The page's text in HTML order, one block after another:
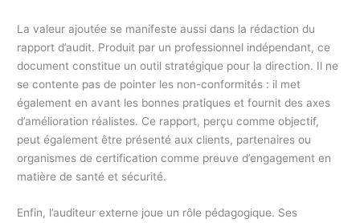
La valeur ajoutée se manifeste aussi dans la rédaction du
rapport d’audit. Produit par un professionnel indépendant, ce
document constitue un outil stratégique pour la direction. Il ne
se contente pas de pointer les non-conformités : il met
également en avant les bonnes pratiques et fournit des axes
d’amélioration réalistes. Ce rapport, perçu comme objectif,
peut également être présenté aux clients, partenaires ou
organismes de certification comme preuve d’engagement en
matière de santé et sécurité.
Enfin, l’auditeur externe joue un rôle pédagogique. Ses